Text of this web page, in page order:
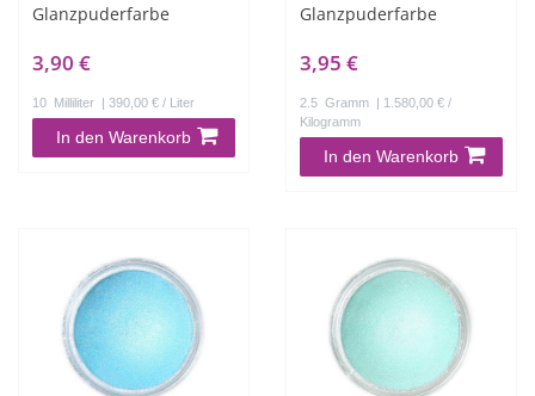
Glanzpuderfarbe
3,90 €
10 Milliliter | 390,00 € / Liter
In den Warenkorb
Glanzpuderfarbe
3,95 €
2.5 Gramm
| 1.580,00 € /
Kilogramm
In den Warenkorb